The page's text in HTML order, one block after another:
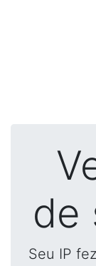
de
Seu IP